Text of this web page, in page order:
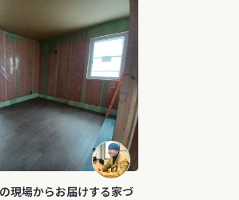
現場からお届けする家づ